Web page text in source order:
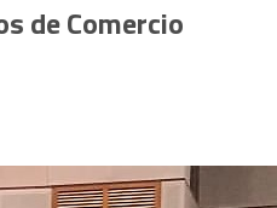
de Comercio